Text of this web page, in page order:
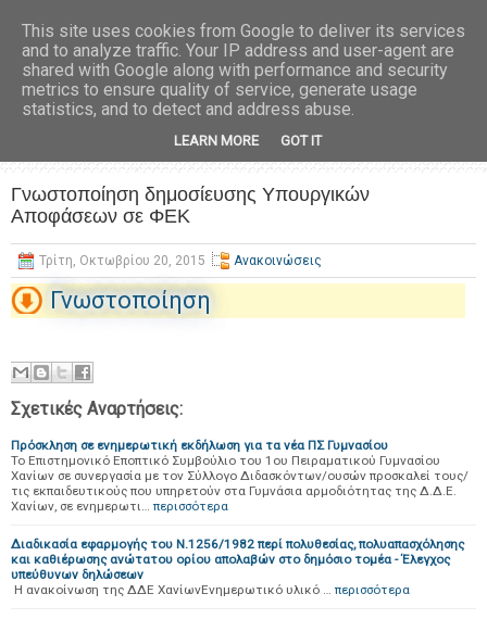
Γνωστοποίηση δημοσίευσης Υπουργικών
Αποφάσεων σε ΦΕΚ
Τρίτη, Οκτωβρίου 20, 2015 Ανακοινώσεις
Γνωστοποίηση
Σχετικές Αναρτήσεις:
Πρόσκληση σε ενημερωτική εκδήλωση για τα νέα ΠΣ Γυμνασίου
Το Επιστημονικό Εποπτικό Συμβούλιο του 1ου Πειραματικού Γυμνασίου
Χανίων σε συνεργασία με τον Σύλλογο Διδασκόντων/ουσών προσκαλεί τους/
τις εκπαιδευτικούς που υπηρετούν στα Γυμνάσια αρμοδιότητας της Δ.Δ.Ε.
Χανίων, σε ενημερωτι… περισσότερα
Διαδικασία εφαρμογής του Ν.1256/1982 περί πολυθεσίας, πολυαπασχόλησης
και καθιέρωσης ανώτατου ορίου απολαβών στο δημόσιο τομέα - Έλεγχος
υπεύθυνων δηλώσεων
Η ανακοίνωση της ΔΔΕ ΧανίωνΕνημερωτικό υλικό … περισσότερα
This site uses cookies from Google to deliver its services
and to analyze traffic. Your IP address and user-agent are
shared with Google along with performance and security
metrics to ensure quality of service, generate usage
statistics, and to detect and address abuse.
LEARN MORE GOT IT